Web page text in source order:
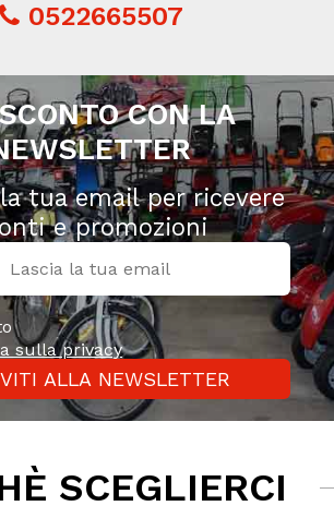
0522665507
CON LA
tua email per ricevere
e promozioni
sulla privacy
ALLA NEWSLETTER
SCEGLIERCI